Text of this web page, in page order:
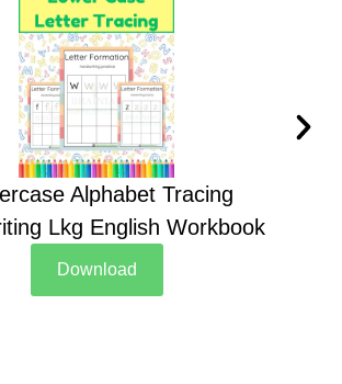
Alphabet Tracing
Lkg English Workbook
Download